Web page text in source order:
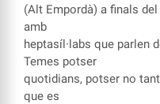
(Alt Empordà) a finals
amb
heptasíl·labs que parlen
Temes potser
quotidians, potser no
que es